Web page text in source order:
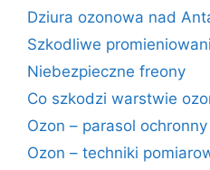
Dziura ozonowa nad
Szkodliwe
Niebezpieczne freony
Co szkodzi warstwie
Ozon – parasol
Ozon – techniki